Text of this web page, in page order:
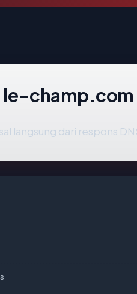
le-champ.com
langsung dari respons